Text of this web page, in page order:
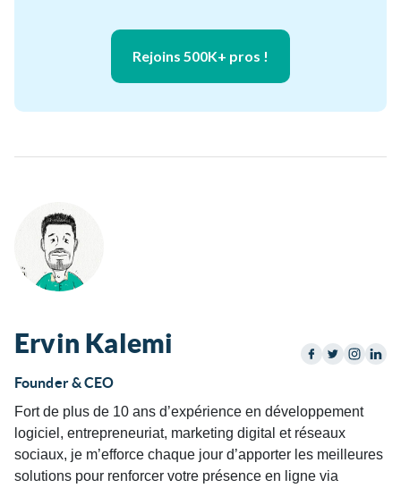
Rejoins 500K+ pros !
Ervin Kalemi
Founder & CEO
Fort de plus de 10 ans d’expérience en développement
logiciel, entrepreneuriat, marketing digital et réseaux
sociaux, je m’efforce chaque jour d’apporter les meilleures
solutions pour renforcer votre présence en ligne via